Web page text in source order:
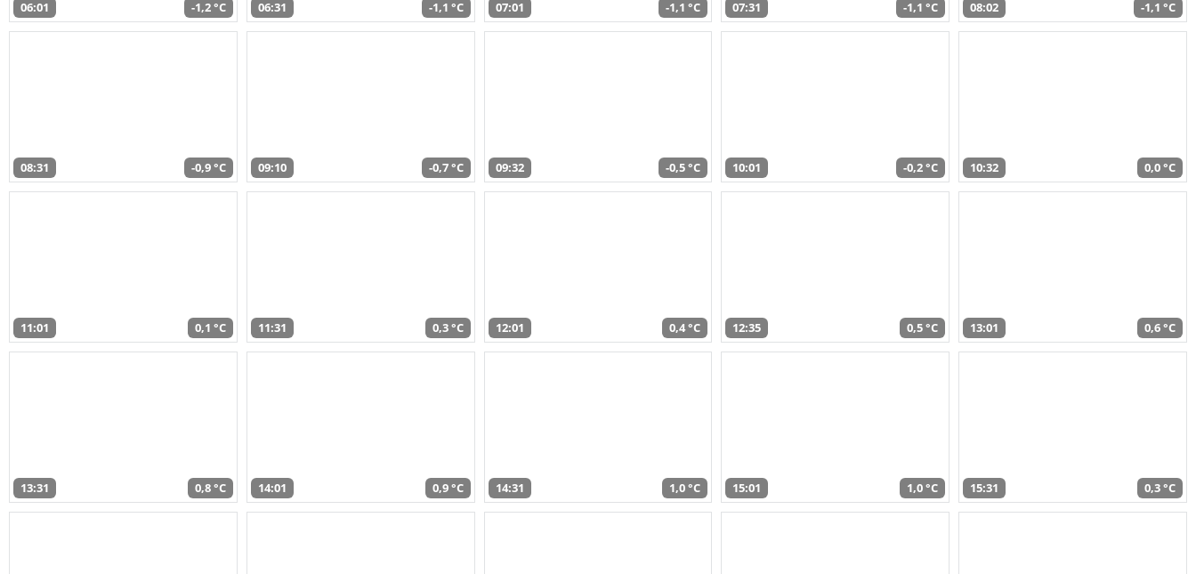
06:01 -1,2 °C 06:31 -1,1 °C 07:01 -1,1 °C 07:31 -1,1 °C 08:02 -1,1 °C
08:31 -0,9 °C 09:10 -0,7 °C 09:32 -0,5 °C 10:01 -0,2 °C 10:32 0,0 °C
11:01 0,1 °C 11:31 0,3 °C 12:01 0,4 °C 12:35 0,5 °C 13:01 0,6 °C
13:31 0,8 °C 14:01 0,9 °C 14:31 1,0 °C 15:01 1,0 °C 15:31 0,3 °C